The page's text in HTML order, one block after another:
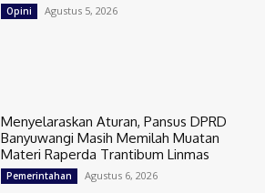
Opini Agustus 5, 2026
Menyelaraskan Aturan, Pansus DPRD
Banyuwangi Masih Memilah Muatan
Materi Raperda Trantibum Linmas
Pemerintahan Agustus 6, 2026